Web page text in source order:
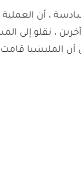
، أن
آخرين ، نقلو
أن المليشيا